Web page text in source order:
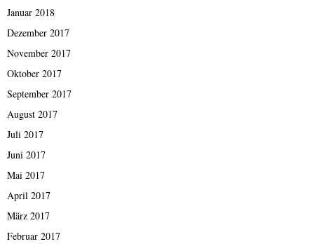
Januar 2018
Dezember 2017
November 2017
Oktober 2017
September 2017
August 2017
Juli 2017
Juni 2017
Mai 2017
April 2017
März 2017
Februar 2017